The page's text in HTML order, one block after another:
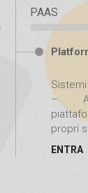
PAAS
–
propri
ENTRA